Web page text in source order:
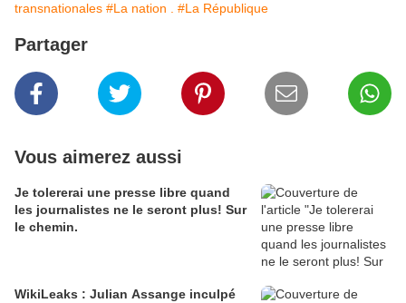
transnationales #La nation . #La République
Partager
Vous aimerez aussi
Je tolererai une presse libre quand
les journalistes ne le seront plus! Sur
le chemin.
WikiLeaks : Julian Assange inculpé